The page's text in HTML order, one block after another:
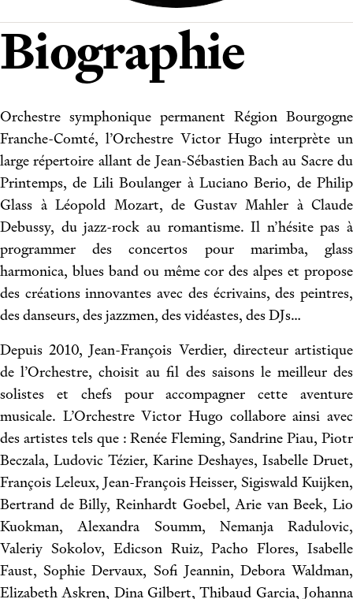
Biographie
Orchestre symphonique permanent Région Bourgogne
Franche-Comté, l’Orchestre Victor Hugo interprète un
large répertoire allant de Jean-Sébastien Bach au Sacre du
Printemps, de Lili Boulanger à Luciano Berio, de Philip
Glass à Léopold Mozart, de Gustav Mahler à Claude
Debussy, du jazz-rock au romantisme. Il n’hésite pas à
programmer des concertos pour marimba, glass
harmonica, blues band ou même cor des alpes et propose
des créations innovantes avec des écrivains, des peintres,
des danseurs, des jazzmen, des vidéastes, des DJs…
Depuis 2010, Jean-François Verdier, directeur artistique
de l’Orchestre, choisit au fil des saisons le meilleur des
solistes et chefs pour accompagner cette aventure
musicale. L’Orchestre Victor Hugo collabore ainsi avec
des artistes tels que : Renée Fleming, Sandrine Piau, Piotr
Beczala, Ludovic Tézier, Karine Deshayes, Isabelle Druet,
François Leleux, Jean-François Heisser, Sigiswald Kuijken,
Bertrand de Billy, Reinhardt Goebel, Arie van Beek, Lio
Kuokman, Alexandra Soumm, Nemanja Radulovic,
Valeriy Sokolov, Edicson Ruiz, Pacho Flores, Isabelle
Faust, Sophie Dervaux, Sofi Jeannin, Debora Waldman,
Elizabeth Askren, Dina Gilbert, Thibaud Garcia, Johanna